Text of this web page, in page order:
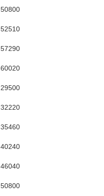
50800
52510
57290
60020
29500
32220
35460
40240
46040
50800